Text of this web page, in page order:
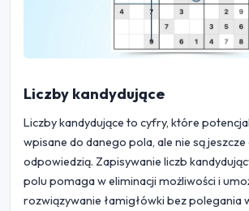
Liczby kandydujące
Liczby kandydujące to cyfry, które
wpisane do danego pola, ale nie są
odpowiedzią. Zapisywanie liczb
polu pomaga w eliminacji możliwości i
rozwiązywanie łamigłówki bez polegania